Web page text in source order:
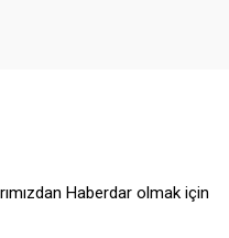
Haberdar olmak için